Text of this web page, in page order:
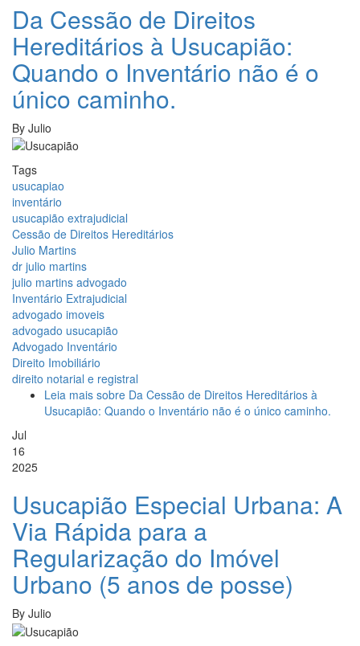
Da Cessão de Direitos
Hereditários à Usucapião:
Quando o Inventário não é o
único caminho.
By Julio
Tags
usucapiao
inventário
usucapião extrajudicial
Cessão de Direitos Hereditários
Julio Martins
dr julio martins
julio martins advogado
Inventário Extrajudicial
advogado imoveis
advogado usucapião
Advogado Inventário
Direito Imobiliário
direito notarial e registral
Leia mais sobre Da Cessão de Direitos Hereditários à
Usucapião: Quando o Inventário não é o único caminho.
Jul
16
2025
Usucapião Especial Urbana: A
Via Rápida para a
Regularização do Imóvel
Urbano (5 anos de posse)
By Julio